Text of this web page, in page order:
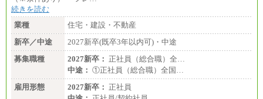
続きを読む
業種
住宅・建設・不動産
新卒／中途
2027新卒(既卒3年以内可)・中途
募集職種
2027新卒： 正社員（総合職）全…
中途： ①正社員（総合職）全国…
雇用形態
2027新卒： 正社員